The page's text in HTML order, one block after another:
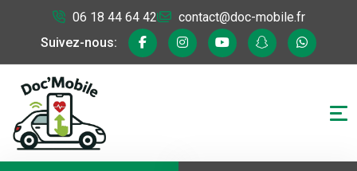
Suivez-nous:
06 18 44 64 42 contact@doc-mobile.fr